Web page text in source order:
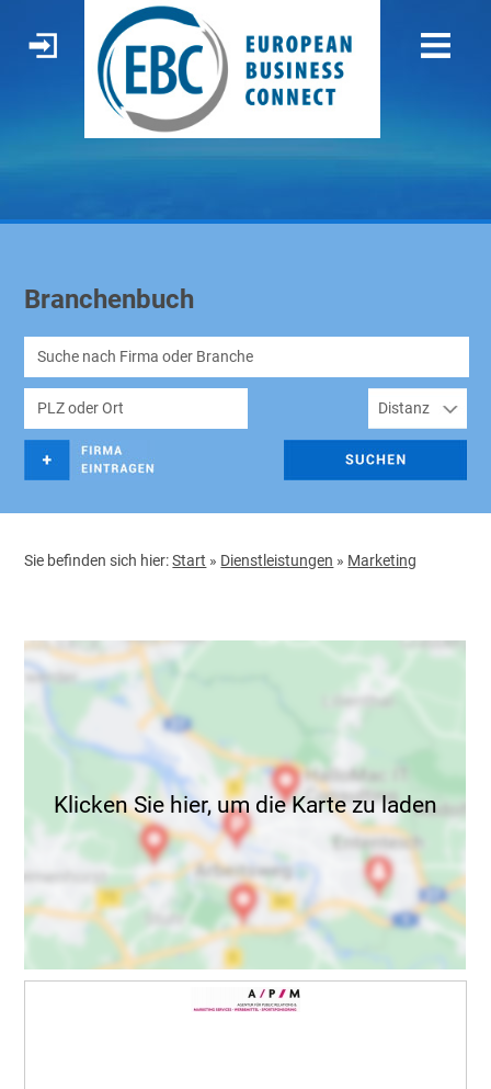
Branchenbuch
Sie befinden sich hier:Start » Dienstleistungen » Marketing
Klicken Sie hier, um die Karte zu laden